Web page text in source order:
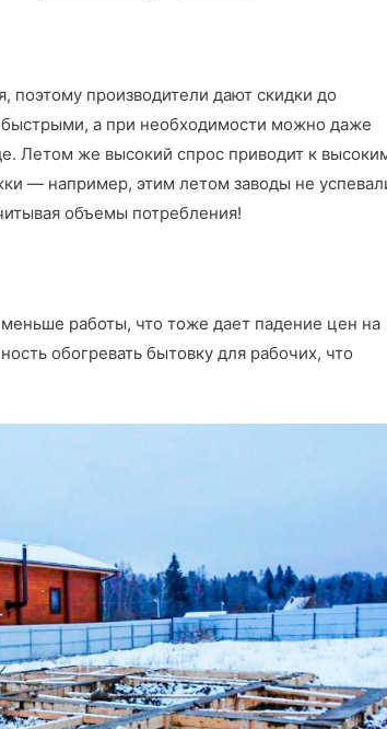
поэтому производители дают скидки до
быстрыми, а при необходимости можно даже
Летом же высокий спрос приводит к
— например, этим летом заводы не
объемы потребления!
работы, что тоже дает падение цен на
обогревать бытовку для рабочих, что